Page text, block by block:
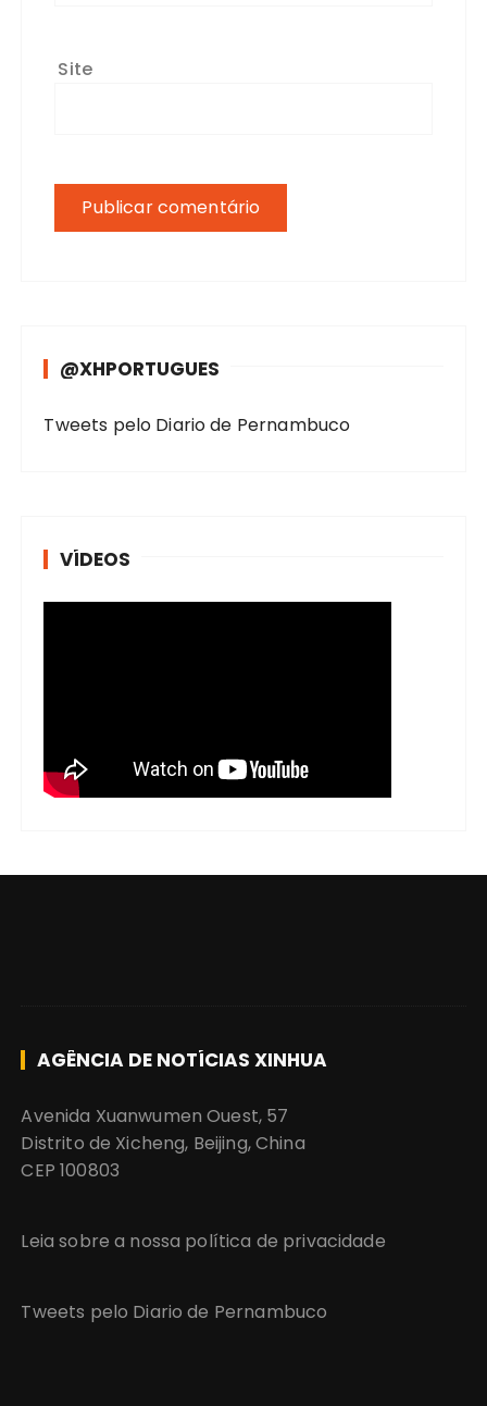
Site
@XHPORTUGUES
Tweets pelo Diario de Pernambuco
VÍDEOS
AGÊNCIA DE NOTÍCIAS XINHUA
Avenida Xuanwumen Ouest, 57
Distrito de Xicheng, Beijing, China
CEP 100803
Leia sobre a nossa política de privacidade
Tweets pelo Diario de Pernambuco